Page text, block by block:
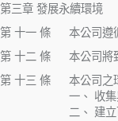
第三章 發展永續環境
第 十一 條
本公司遵
第 十二 條
本公司將
第 十三 條
本公司之
一、 收
二、 建